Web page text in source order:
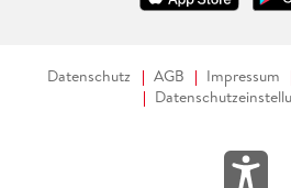
Datenschutz AGB Impressum